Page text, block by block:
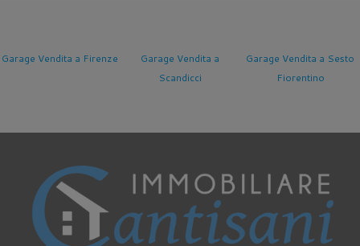
Garage Vendita a Firenze
Garage Vendita a
Scandicci
Garage Vendita a Sesto
Fiorentino